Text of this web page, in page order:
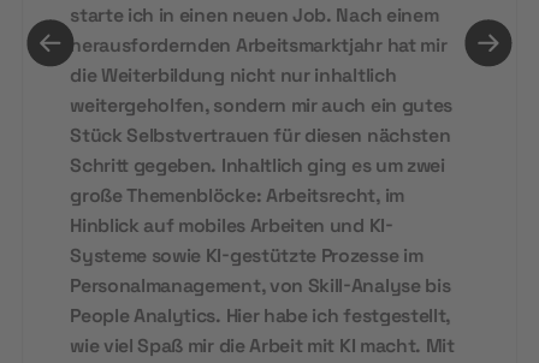
starte ich in einen neuen Job. Nach einem
herausfordernden Arbeitsmarktjahr hat mir
die Weiterbildung nicht nur inhaltlich
weitergeholfen, sondern mir auch ein gutes
Stück Selbstvertrauen für diesen nächsten
Schritt gegeben. Inhaltlich ging es um zwei
große Themenblöcke: Arbeitsrecht, im
Hinblick auf mobiles Arbeiten und KI-
Systeme sowie KI-gestützte Prozesse im
Personalmanagement, von Skill-Analyse bis
People Analytics. Hier habe ich festgestellt,
wie viel Spaß mir die Arbeit mit KI macht. Mit